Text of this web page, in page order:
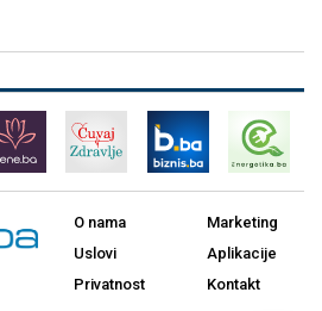
O nama
Uslovi
Privatnost
Marketing
Aplikacije
Kontakt